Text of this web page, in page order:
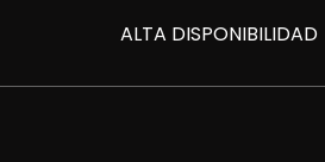
ALTA DISPONIBILIDAD